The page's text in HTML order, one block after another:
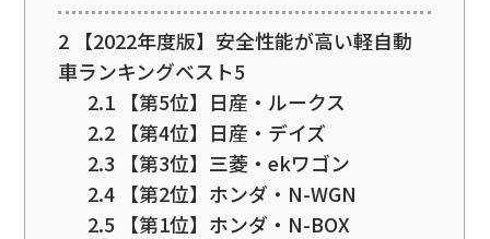
2 【2022年度版】安全性能が高い軽自動
車ランキングベスト5
2.1 【第5位】日産・ルークス
2.2 【第4位】日産・デイズ
2.3 【第3位】三菱・ekワゴン
2.4 【第2位】ホンダ・N-WGN
2.5 【第1位】ホンダ・N-BOX